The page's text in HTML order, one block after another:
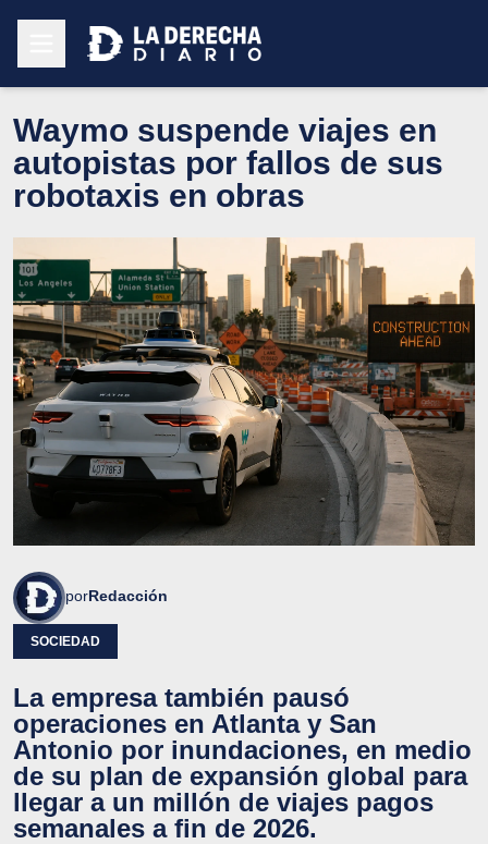
Waymo suspende viajes en
autopistas por fallos de sus
robotaxis en obras
porRedacción
SOCIEDAD
La empresa también pausó
operaciones en Atlanta y San
Antonio por inundaciones, en medio
de su plan de expansión global para
llegar a un millón de viajes pagos
semanales a fin de 2026.